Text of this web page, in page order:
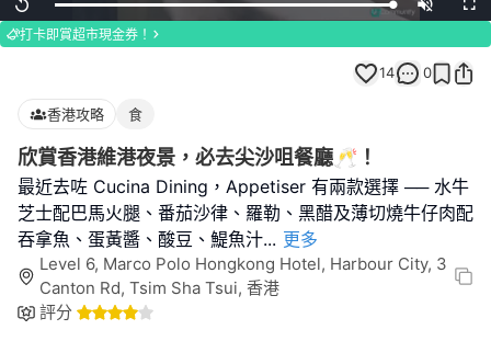
Replay Loaded:
100.00%
Unmute
打卡即賞超市現金券！
14 0
香港攻略 食
欣賞香港維港夜景，必去尖沙咀餐廳🥂！
最近去咗 Cucina Dining，Appetiser 有兩款選擇 ── 水牛
芝士配巴馬火腿、番茄沙律、羅勒、黑醋及薄切燒牛仔肉配
吞拿魚、蛋黃醬、酸豆、鯷魚汁... 更多
Level 6, Marco Polo Hongkong Hotel, Harbour City, 3
Canton Rd, Tsim Sha Tsui, 香港
評分